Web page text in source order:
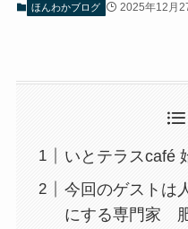
ほんわかブログ 2025年12月
いとテラスcafé
今回のゲストは
にする専門家